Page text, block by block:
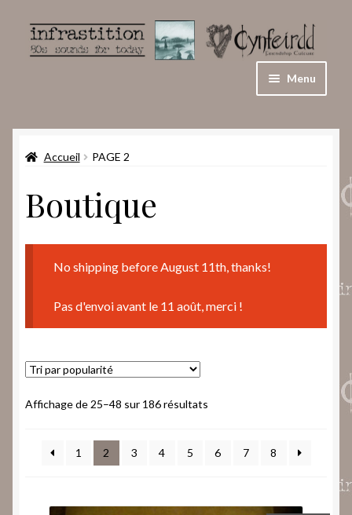
Aller
Aller
au
Menu
Conditions générales de vente et politique de
Panier
Mon compte
Accueil PAGE 2
Boutique
No shipping before August 11th, thanks!
Pas d'envoi avant le 11 août, merci !
Affichage de 25–48 sur 186 résultats
1
2 3 4 5 6 7 8